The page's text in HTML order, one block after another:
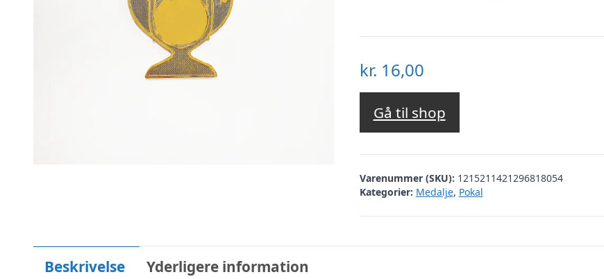
kr. 16,00
Gå til shop
Varenummer (SKU): 1215211421296818054
Kategorier: Medalje, Pokal
Beskrivelse Yderligere information